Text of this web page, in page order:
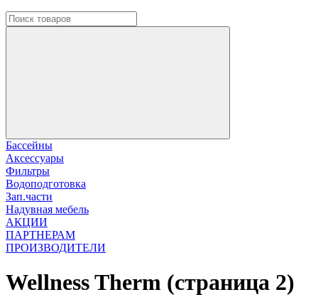
Бассейны
Аксессуары
Фильтры
Водоподготовка
Зап.части
Надувная мебель
АКЦИИ
ПАРТНЕРАМ
ПРОИЗВОДИТЕЛИ
Wellness Therm (страница 2)